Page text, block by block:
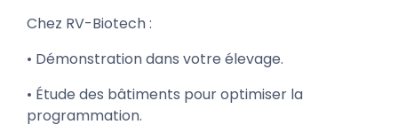
Chez RV-Biotech :
• Démonstration dans votre élevage.
• Étude des bâtiments pour optimiser la
programmation.